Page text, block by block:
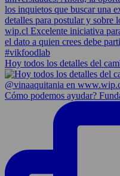
Hoy todos los detalles del
Cómo podemos ayudar?